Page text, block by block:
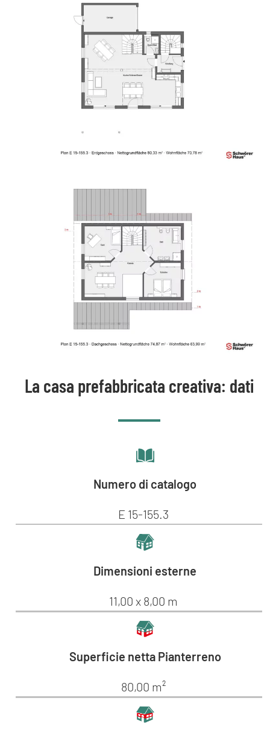
La casa prefabbricata creativa: dati
Numero di catalogo
E 15-155.3
Dimensioni esterne
11,00 x 8,00 m
Superficie netta Pianterreno
80,00 m²